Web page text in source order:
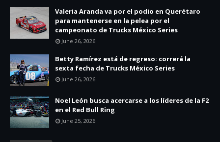
Valeria Aranda va por el podio en Querétaro
para mantenerse en la pelea por el
campeonato de Trucks México Series
June 26, 2026
Betty Ramírez está de regreso: correrá la
sexta fecha de Trucks México Series
June 26, 2026
Noel León busca acercarse a los líderes de la F2
en el Red Bull Ring
June 25, 2026